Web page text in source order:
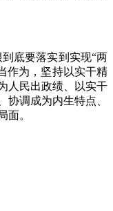
底要落实到实现“两
作为，坚持以实干精
人民出政绩、以实干
调成为内生特点、
面。